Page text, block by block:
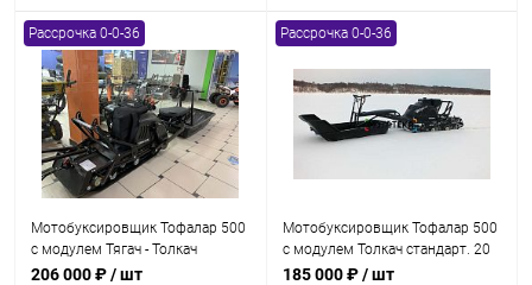
Рассрочка 0-0-36
Мотобуксировщик Тофалар 500
с модулем Тягач - Толкач
стандарт. 20 л.с.. с реверсом.
206 000 ₽/ шт
Рассрочка 0-0-36
Мотобуксировщик Тофалар 500
с модулем Толкач стандарт. 20
л.с.. с реверсом. катковая
185 000 ₽/ шт